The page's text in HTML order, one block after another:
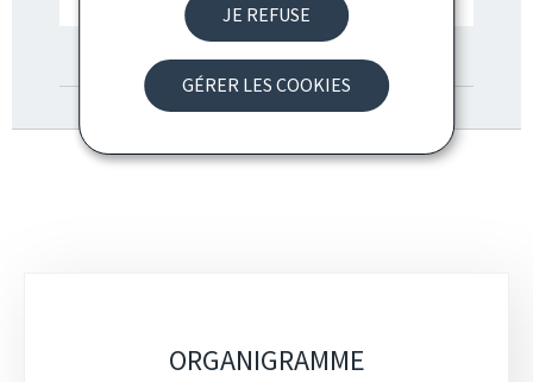
JE REFUSE
GÉRER LES COOKIES
SITE INTERNET DE
L'INITIATIVE
GOUVERNEMENTALE
ORGANIGRAMME